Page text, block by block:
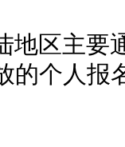
地区主要
的个人报